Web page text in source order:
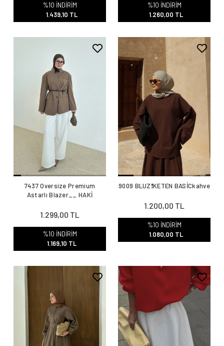
%10 İNDİRİM
1.439,10 TL
%10 İNDİRİM
1.260,00 TL
7437 Oversize Premium
Astarlı Blazer__ HAKİ
1.299,00 TL
%10 İNDİRİM
1.169,10 TL
9009 BLUZ❗️KETEN BASİCkahve
1.200,00 TL
%10 İNDİRİM
1.080,00 TL